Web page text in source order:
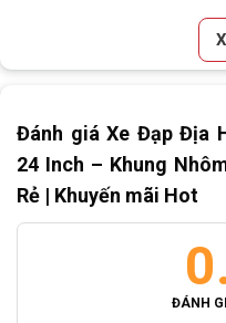
Đặc Điểm Nổi Bật Của Xe
Inch
Thiết kế hiện đại và thể
Phuộc lò xo giảm sóc
Phanh đĩa cơ hiện đại
Bộ Group Shimano 3 đĩa
Đánh giá Xe Đạp Địa
24 Inch – Khung
Rẻ | Khuyến mãi Hot
ĐÁNH